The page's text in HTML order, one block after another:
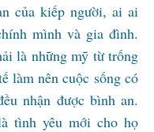
của kiếp người, ai ai
mình và gia đình.
là những mỹ từ trống
làm nên cuộc sống có
nhận được bình an.
tình yêu mới cho họ